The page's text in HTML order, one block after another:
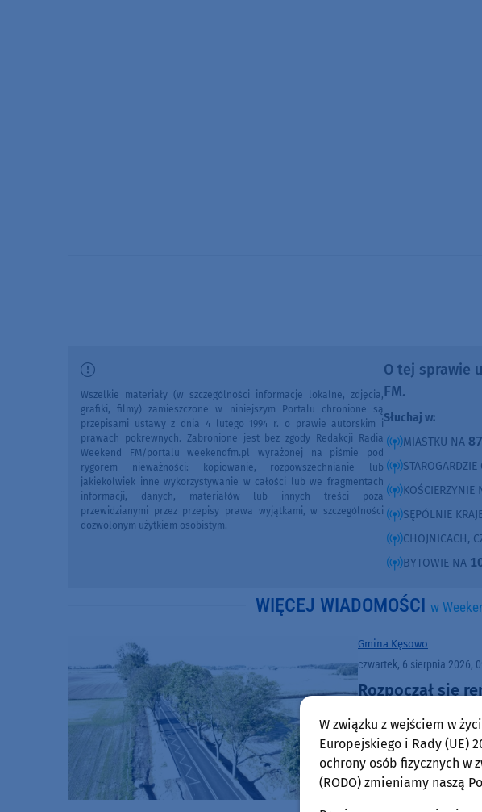
O tej sprawie
FM.
Słuchaj w:
MIASTKU NA
KOŚCIERZYNIE
SĘPÓLNIE
CHOJNICACH,
BYTOWIE NA
Wszelkie materiały (w szczególności informacje lokalne, zdjęcia,
grafiki, filmy) zamieszczone w niniejszym Portalu chronione są
przepisami ustawy z dnia 4 lutego 1994 r. o prawie autorskim i
prawach pokrewnych. Zabronione jest bez zgody Redakcji Radia
Weekend FM/portalu weekendfm.pl wyrażonej na piśmie pod
rygorem nieważności: kopiowanie, rozpowszechnianie lub
jakiekolwiek inne wykorzystywanie w całości lub we fragmentach
informacji, danych, materiałów lub innych treści poza
przewidzianymi przez przepisy prawa wyjątkami, w szczególności
dozwolonym użytkiem osobistym.
WIĘCEJ WIADOMOŚCI w
Gmina Kęsowo
czwartek, 6 sierpnia 2026,
Rozpoczął się
numer 241
Pamiętowem.
3 kilometry trasy
W związku z wejściem w
Europejskiego i Rady (UE)
ochrony osób fizycznych w
(RODO) zmieniamy naszą